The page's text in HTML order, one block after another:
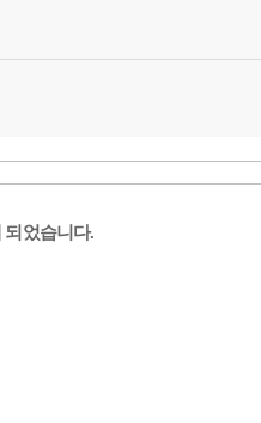
되었습니다.